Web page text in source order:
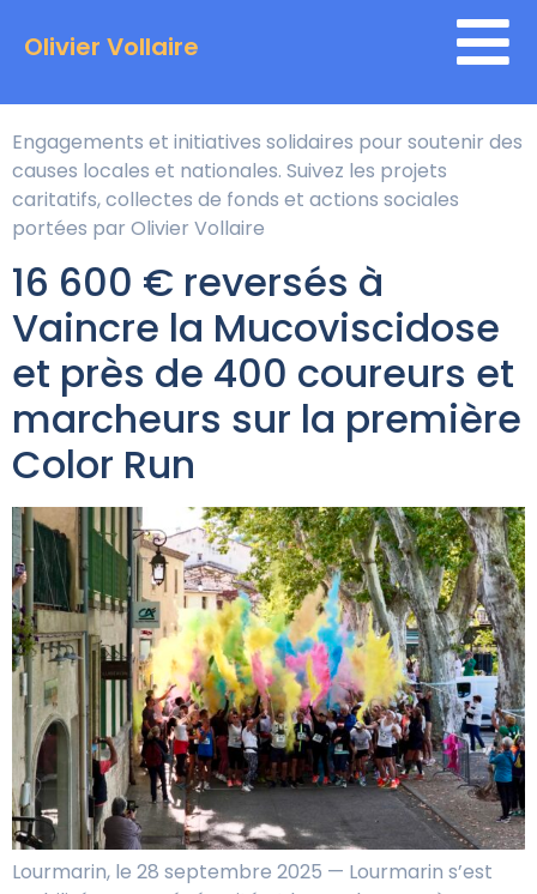
Olivier Vollaire
Catégorie :
Engagements et initiatives solidaires pour soutenir des
causes locales et nationales. Suivez les projets
caritatifs, collectes de fonds et actions sociales
portées par Olivier Vollaire
16 600 € reversés à
Vaincre la Mucoviscidose
et près de 400 coureurs et
marcheurs sur la première
Color Run
Lourmarin, le 28 septembre 2025 — Lourmarin s’est